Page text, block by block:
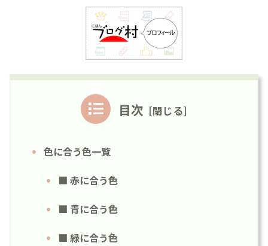
目次
色に合う色一覧
■ 赤に合う色
■ 青に合う色
■ 緑に合う色